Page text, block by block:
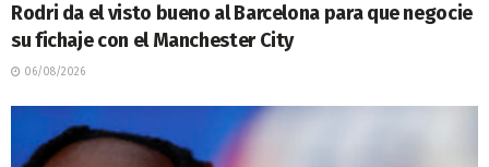
Rodri da el visto bueno al Barcelona para que negocie
su fichaje con el Manchester City
06/08/2026